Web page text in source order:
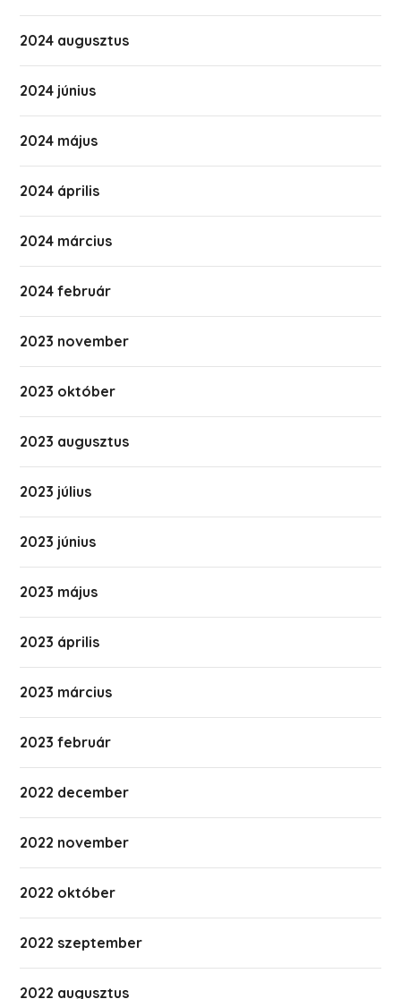
2024 augusztus
2024 június
2024 május
2024 április
2024 március
2024 február
2023 november
2023 október
2023 augusztus
2023 július
2023 június
2023 május
2023 április
2023 március
2023 február
2022 december
2022 november
2022 október
2022 szeptember
2022 augusztus